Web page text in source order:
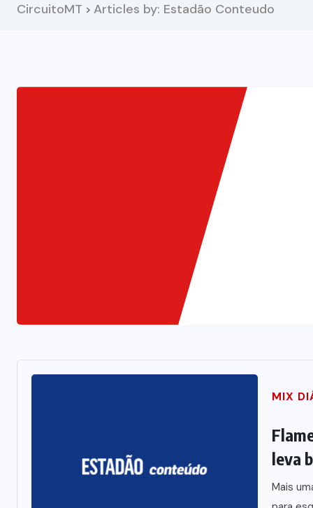
CircuitoMT > Articles by: Estadão Conteudo
MIX
leva
Mais